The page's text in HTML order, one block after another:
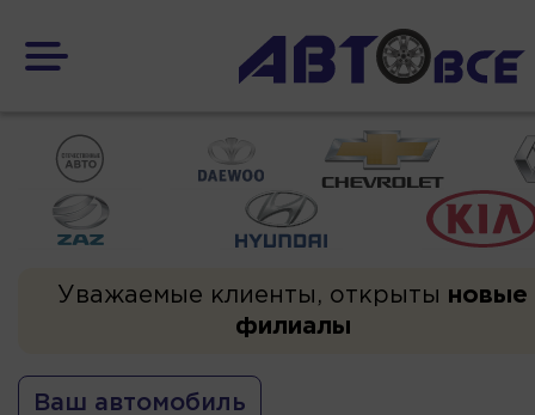
Уважаемые клиенты, открыты новые
филиалы
Ваш автомобиль